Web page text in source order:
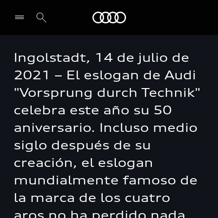
Ingolstadt, 14 de julio de
2021 – El eslogan de Audi
"Vorsprung durch Technik"
celebra este año su 50
aniversario. Incluso medio
siglo después de su
creación, el eslogan
mundialmente famoso de
la marca de los cuatro
aros no ha perdido nada